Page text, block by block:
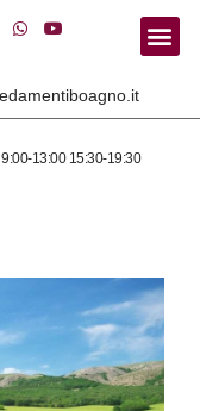
13:00 15:30-19:30